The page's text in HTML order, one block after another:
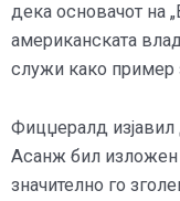
дека основачот на
американската
служи како пример
Фицџералд изјавил
Асанж бил изложен
значително го